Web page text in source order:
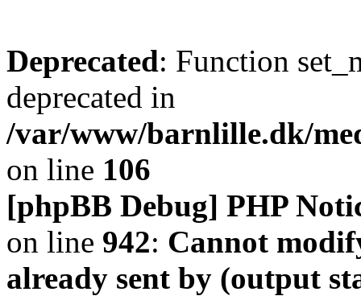
Deprecated: Function
deprecated in
/var/www/barnlille.dk/
on line 106
[phpBB Debug] PHP
on line 942: Cannot
already sent by (output